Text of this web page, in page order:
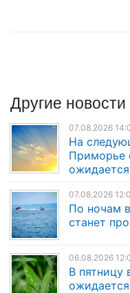
Другие новости
07.08.2026
На
Приморье
ожидается
07.08.2026
По ночам
станет
06.08.2026
В пятницу